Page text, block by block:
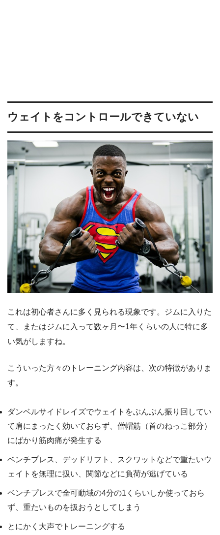
ウェイトをコントロールできていない
これは初心者さんに多く見られる現象です。ジムに入りた
て、またはジムに入って数ヶ月〜1年くらいの人に特に多
い気がしますね。
こういった方々のトレーニング内容は、次の特徴がありま
す。
ダンベルサイドレイズでウェイトをぶんぶん振り回してい
て肩にまったく効いておらず、僧帽筋（首のねっこ部分）
にばかり筋肉痛が発生する
ベンチプレス、デッドリフト、スクワットなどで重たいウ
ェイトを無理に扱い、関節などに負荷が逃げている
ベンチプレスで全可動域の4分の1くらいしか使っておら
ず、重たいものを扱おうとしてしまう
とにかく大声でトレーニングする